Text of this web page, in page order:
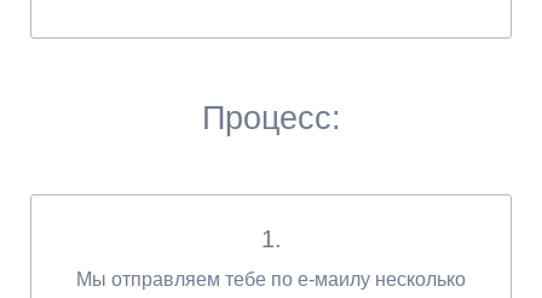
Процесс:
1.
Мы отправляем тебе по е-маилу несколько